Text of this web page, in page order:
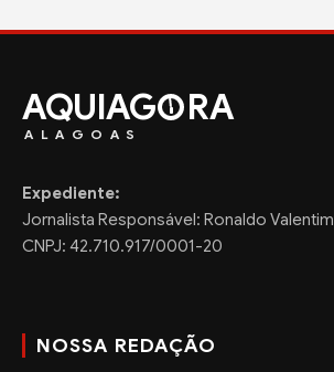
AQUIAG RA
ALAGOAS
Expediente:
Jornalista Responsável: Ronaldo Valentim
CNPJ: 42.710.917/0001-20
NOSSA REDAÇÃO